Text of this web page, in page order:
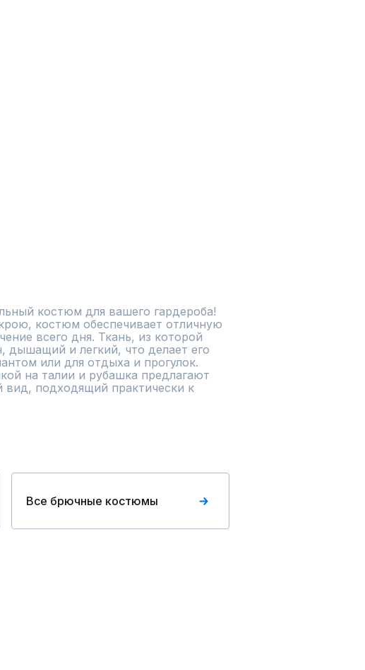
костюм для вашего гардероба!
костюм обеспечивает отличную
всего дня. Ткань, из которой
дышащий и легкий, что делает его
или для отдыха и прогулок.
на талии и рубашка предлагают
подходящий практически к
Все брючные костюмы